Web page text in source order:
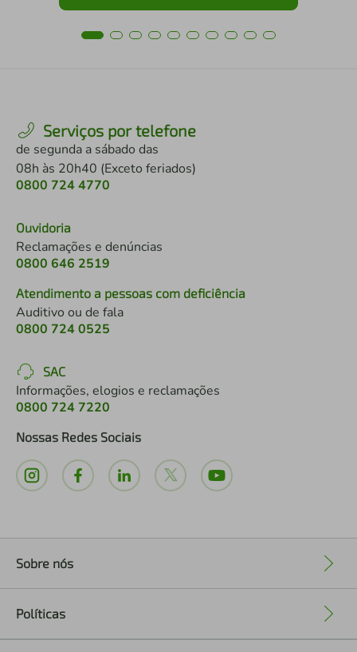
Serviços por telefone
de segunda a sábado das
08h às 20h40 (Exceto feriados)
0800 724 4770
Ouvidoria
Reclamações e denúncias
0800 646 2519
Atendimento a pessoas com deficiência
Auditivo ou de fala
0800 724 0525
SAC
Informações, elogios e reclamações
0800 724 7220
Nossas Redes Sociais
Sobre nós
Políticas